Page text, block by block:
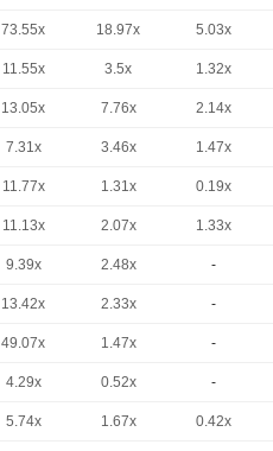
73.55x 18.97x 5.03x
11.55x 3.5x 1.32x
13.05x 7.76x 2.14x
7.31x 3.46x 1.47x
11.77x 1.31x 0.19x
11.13x 2.07x 1.33x
9.39x 2.48x -
13.42x 2.33x -
49.07x 1.47x -
4.29x 0.52x -
5.74x 1.67x 0.42x